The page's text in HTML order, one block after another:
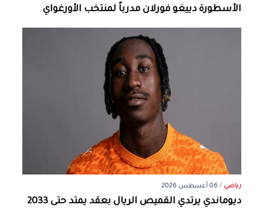
الأسطورة دييغو فورلان مدرباً لمنتخب الأورغواي
رياضي / 06 أغسطس 2026
ديوماندي يرتدي القميص الريال بعقد يمتد حتى 2033